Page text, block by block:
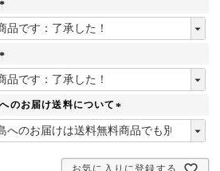
(
必
須
)
(
必
須
)
のお届け送料について
(
必